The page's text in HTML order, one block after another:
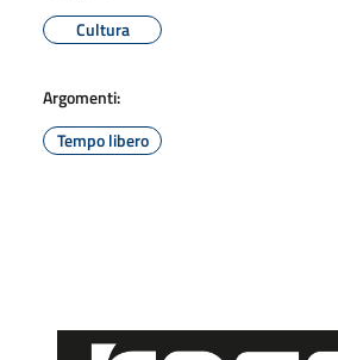
Cultura
Argomenti:
Tempo libero